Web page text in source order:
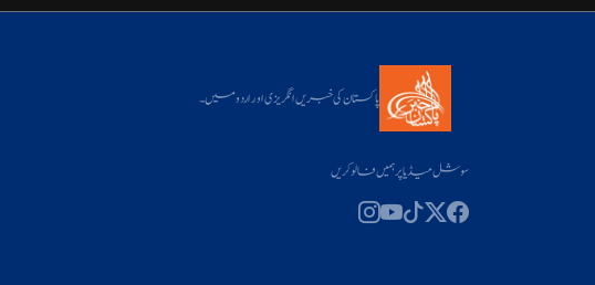
پاکستان کی خبریں انگریزی اور اردو میں۔
سوشل میڈیا پر ہمیں فالو کریں